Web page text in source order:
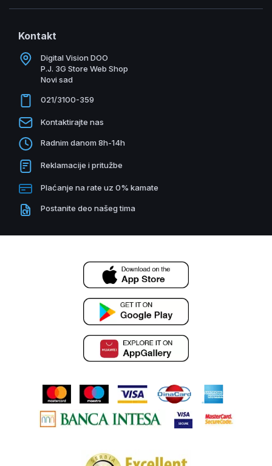
Kontakt
Digital Vision DOO
P.J. 3G Store Web Shop
Novi sad
021/3100-359
Kontaktirajte nas
Radnim danom 8h-14h
Reklamacije i pritužbe
Plaćanje na rate uz 0% kamate
Postanite deo našeg tima